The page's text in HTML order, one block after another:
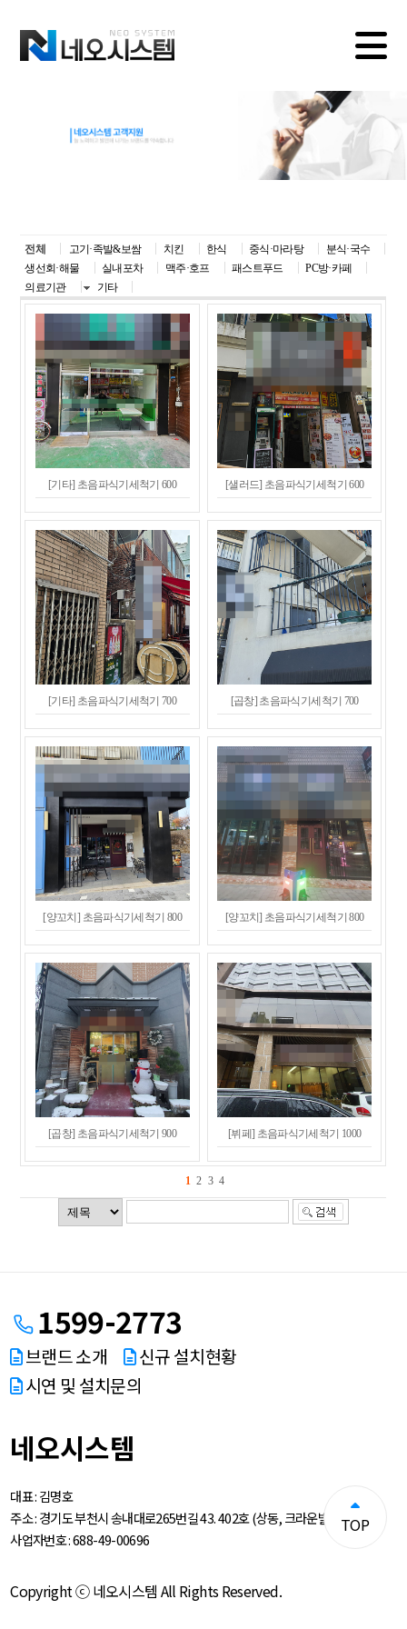
전체 고기·족발&보쌈 치킨 한식 중식·마라탕
분식·국수
생선회·해물
실내포차 맥주·호프 패스트푸드
PC방·카페
의료기관
기타
[기타] 초음파식기세척기 600 [샐러드] 초음파식기세척기 600
[기타] 초음파식기세척기 700 [곱창] 초음파식기세척기 700
[양꼬치] 초음파식기세척기 800 [양꼬치] 초음파식기세척기 800
[곱창] 초음파식기세척기 900 [뷔페] 초음파식기세척기 1000
1 2 3 4
브랜드 소개
신규 설치현황
시연 및 설치문의
네오시스템
대표 :김명호
주소 :경기도 부천시 송내대로265번길 43. 402호 (상동, 크라운빌딩)
사업자번호 :688-49-00696
Copyright ⓒ 네오시스템 All Rights Reserved.
1599-2773
TOP